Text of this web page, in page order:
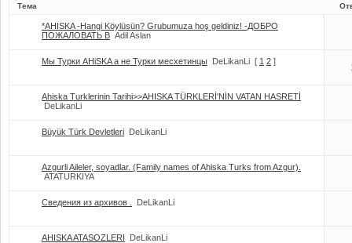
Тема
*AHISKA -Hangi Köylüsün? Grubumuza hoş geldiniz! -ДОБРО
ПОЖАЛОВАТЬ В Adil Aslan
Мы Турки AHiSKA а не Турки месхетинцы DeLikanLi [ 1 2 ]
Ahiska Turklerinin Tarihi>>AHISKA TÜRKLERİ'NİN VATAN HASRETİ
DeLikanLi
Büyük Türk Devletleri DeLikanLi
Azgurli Aileler, soyadlar. (Family names of Ahiska Turks from Azgur).
ATATURKIYA
Сведения из архивов . DeLikanLi
AHISKA ATASOZLERI DeLikanLi